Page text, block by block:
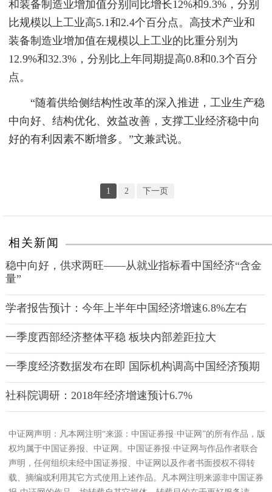
和装备制造业增加值分别同比增长12%和9.3%，分别
比规模以上工业高5.1和2.4个百分点。高技术产业和
装备制造业增加值在规模以上工业的比重分别为
12.9%和32.3%，分别比上年同期提高0.8和0.3个百分
点。
“随着供给侧结构性改革的深入推进，工业生产稳
中向好、结构优化、效益改善，支撑工业经济稳中向
好的有利因素不断增多。”文兼武说。
1 2 下一页
相关新闻
稳中向好，供求两旺——从就业指标看中国经济“含金
量”
学者报告预计：今年上半年中国经济增速6.8%左右
一季度西部经济整体平稳 板块内部差距拉大
一季度经济数据发布在即 国际机构调高中国经济预期
社科院调研：2018年经济增速预计6.7%
中证网声明：凡本网注明“来源：中国证券报·中证网”的所有作品，版
权均属于中国证券报、中证网。中国证券报·中证网与作品作者联合
声明，任何组织未经中国证券报、中证网以及作者书面授权不得转
载、摘编或利用其它方式使用上述作品。凡本网注明来源非中国证券